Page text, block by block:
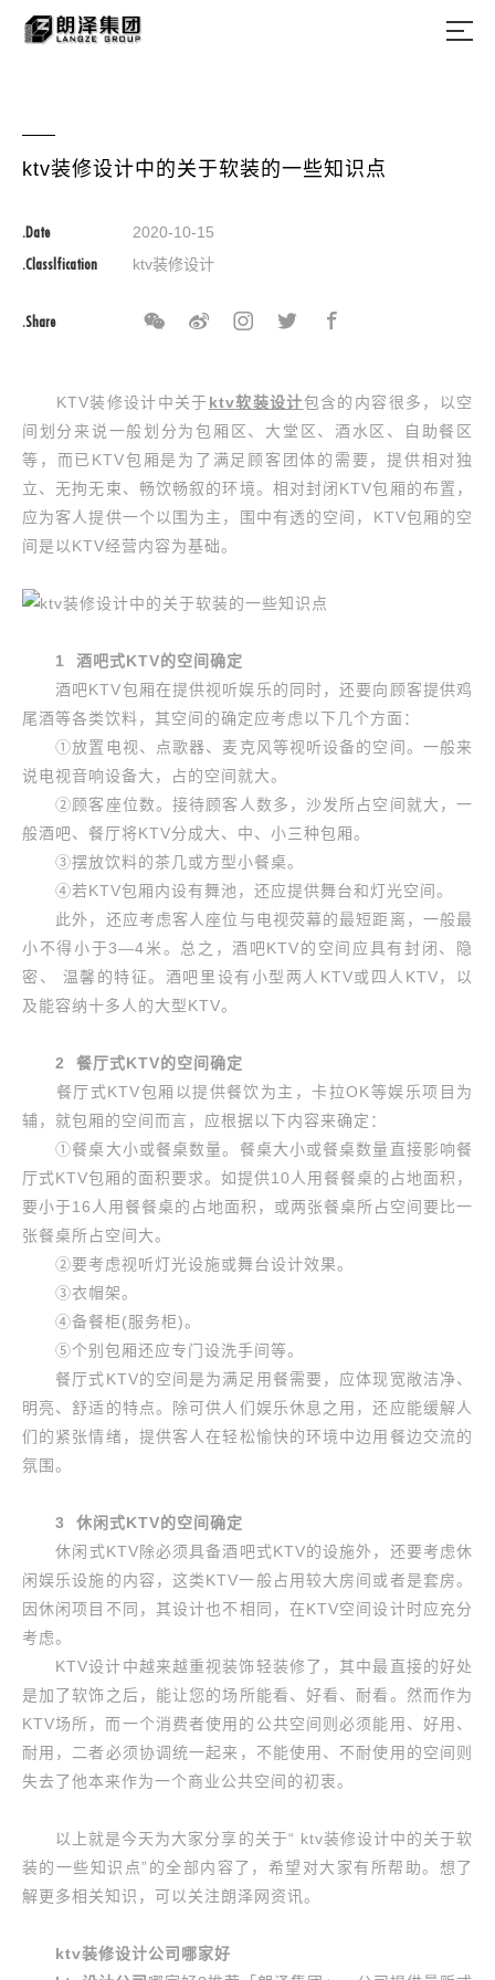
ktv装修设计中的关于软装的一些知识点
.Date 2020-10-15
.Classlfication ktv装修设计
.Share
KTV装修设计中关于ktv软装设计包含的内容很多，以空
间划分来说一般划分为包厢区、大堂区、酒水区、自助餐区
等，而已KTV包厢是为了满足顾客团体的需要，提供相对独
立、无拘无束、畅饮畅叙的环境。相对封闭KTV包厢的布置，
应为客人提供一个以围为主，围中有透的空间，KTV包厢的空
间是以KTV经营内容为基础。
1 酒吧式KTV的空间确定
酒吧KTV包厢在提供视听娱乐的同时，还要向顾客提供鸡
尾酒等各类饮料，其空间的确定应考虑以下几个方面：
①放置电视、点歌器、麦克风等视听设备的空间。一般来
说电视音响设备大，占的空间就大。
②顾客座位数。接待顾客人数多，沙发所占空间就大，一
般酒吧、餐厅将KTV分成大、中、小三种包厢。
③摆放饮料的茶几或方型小餐桌。
④若KTV包厢内设有舞池，还应提供舞台和灯光空间。
此外，还应考虑客人座位与电视荧幕的最短距离，一般最
小不得小于3—4米。总之，酒吧KTV的空间应具有封闭、隐
密、 温馨的特征。酒吧里设有小型两人KTV或四人KTV，以
及能容纳十多人的大型KTV。
2 餐厅式KTV的空间确定
餐厅式KTV包厢以提供餐饮为主，卡拉OK等娱乐项目为
辅，就包厢的空间而言，应根据以下内容来确定：
①餐桌大小或餐桌数量。餐桌大小或餐桌数量直接影响餐
厅式KTV包厢的面积要求。如提供10人用餐餐桌的占地面积，
要小于16人用餐餐桌的占地面积，或两张餐桌所占空间要比一
张餐桌所占空间大。
②要考虑视听灯光设施或舞台设计效果。
③衣帽架。
④备餐柜(服务柜)。
⑤个别包厢还应专门设洗手间等。
餐厅式KTV的空间是为满足用餐需要，应体现宽敞洁净、
明亮、舒适的特点。除可供人们娱乐休息之用，还应能缓解人
们的紧张情绪，提供客人在轻松愉快的环境中边用餐边交流的
氛围。
3 休闲式KTV的空间确定
休闲式KTV除必须具备酒吧式KTV的设施外，还要考虑休
闲娱乐设施的内容，这类KTV一般占用较大房间或者是套房。
因休闲项目不同，其设计也不相同，在KTV空间设计时应充分
考虑。
KTV设计中越来越重视装饰轻装修了，其中最直接的好处
是加了软饰之后，能让您的场所能看、好看、耐看。然而作为
KTV场所，而一个消费者使用的公共空间则必须能用、好用、
耐用，二者必须协调统一起来，不能使用、不耐使用的空间则
失去了他本来作为一个商业公共空间的初衷。
以上就是今天为大家分享的关于“ ktv装修设计中的关于软
装的一些知识点”的全部内容了，希望对大家有所帮助。想了
解更多相关知识，可以关注朗泽网资讯。
ktv装修设计公司哪家好